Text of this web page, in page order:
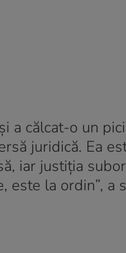
a călcat-o un
juridică. Ea
iar justiția
la ordin”, a